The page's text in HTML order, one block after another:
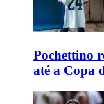
Pochettino
até a Copa